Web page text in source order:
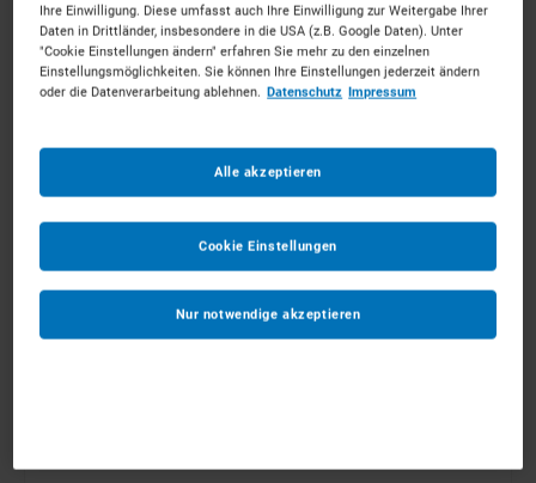
Sanitärcontainer mieten in Kassel
Mitten in Deutschland – ganz nah an Ihrem Projekt.
Vorhaben. Unkompliziert, zu starken Konditionen und
mit persönlichem Experten-Service.
63Vermietpartner im RaumKassel
Ihre Einwilligung. Diese umfasst auch Ihre Einwilligung zur Weitergabe Ihrer
Daten in Drittländer, insbesondere in die USA (z.B. Google Daten). Unter
"Cookie Einstellungen ändern" erfahren Sie mehr zu den einzelnen
Einstellungsmöglichkeiten. Sie können Ihre Einstellungen jederzeit ändern
oder die Datenverarbeitung ablehnen. Datenschutz Impressum
Nur notwendige akzeptieren
Alle akzeptieren
Cookie Einstellungen